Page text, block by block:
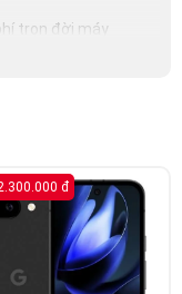
trọn đời máy
thức như lúc mới
đúng với số
hành
như vỏ và thân
biến dạng
rơi vào nước, bị ẩm,
côn trùng phá hoại
đ